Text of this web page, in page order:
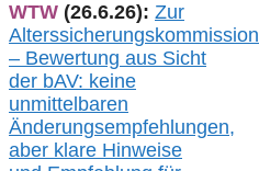
WTW (26.6.26): Zur
Alterssicherungskommission
– Bewertung aus Sicht
der bAV: keine
unmittelbaren
Änderungsempfehlungen,
aber klare Hinweise